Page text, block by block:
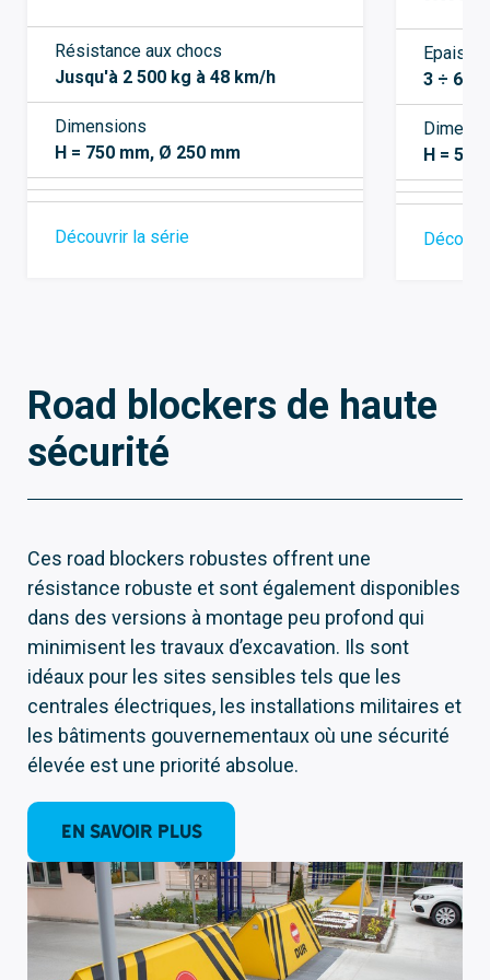
Résistance aux chocs
Jusqu'à 2 500 kg à 48 km/h
Dimensions
H = 750 mm, Ø 250 mm
Découvrir la série
3 ÷ 6
H =
Road blockers de haute
sécurité
Ces road blockers robustes offrent une
résistance robuste et sont également disponibles
dans des versions à montage peu profond qui
minimisent les travaux d’excavation. Ils sont
idéaux pour les sites sensibles tels que les
centrales électriques, les installations militaires et
les bâtiments gouvernementaux où une sécurité
élevée est une priorité absolue.
EN SAVOIR PLUS